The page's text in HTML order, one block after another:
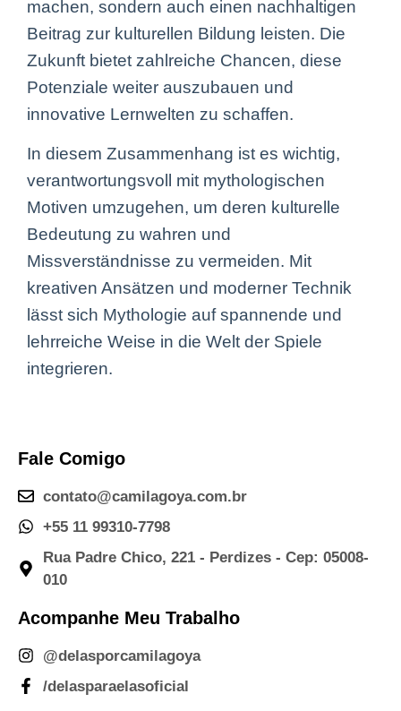
machen, sondern auch einen nachhaltigen
Beitrag zur kulturellen Bildung leisten. Die
Zukunft bietet zahlreiche Chancen, diese
Potenziale weiter auszubauen und
innovative Lernwelten zu schaffen.
In diesem Zusammenhang ist es wichtig,
verantwortungsvoll mit mythologischen
Motiven umzugehen, um deren kulturelle
Bedeutung zu wahren und
Missverständnisse zu vermeiden. Mit
kreativen Ansätzen und moderner Technik
lässt sich Mythologie auf spannende und
lehrreiche Weise in die Welt der Spiele
integrieren.
Fale Comigo
contato@camilagoya.com.br
+55 11 99310-7798
Rua Padre Chico, 221 - Perdizes - Cep: 05008-
010
Acompanhe Meu Trabalho
@delasporcamilagoya
/delasparaelasoficial